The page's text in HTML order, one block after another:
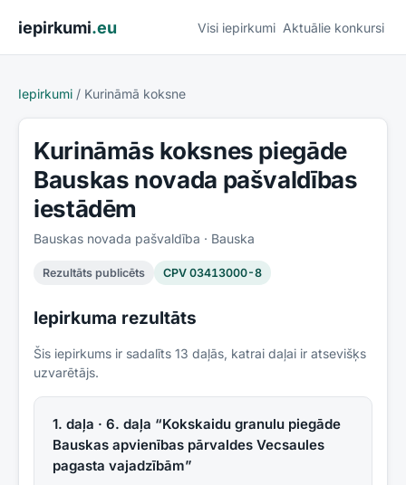
iepirkumi.eu Visi iepirkumi Aktuālie konkursi
Iepirkumi / Kurināmā koksne
Kurināmās koksnes piegāde
Bauskas novada pašvaldības
iestādēm
Bauskas novada pašvaldība · Bauska
Rezultāts publicēts CPV 03413000-8
Iepirkuma rezultāts
Šis iepirkums ir sadalīts 13 daļās, katrai daļai ir atsevišķs
uzvarētājs.
1. daļa · 6. daļa “Kokskaidu granulu piegāde
Bauskas apvienības pārvaldes Vecsaules
pagasta vajadzībām”